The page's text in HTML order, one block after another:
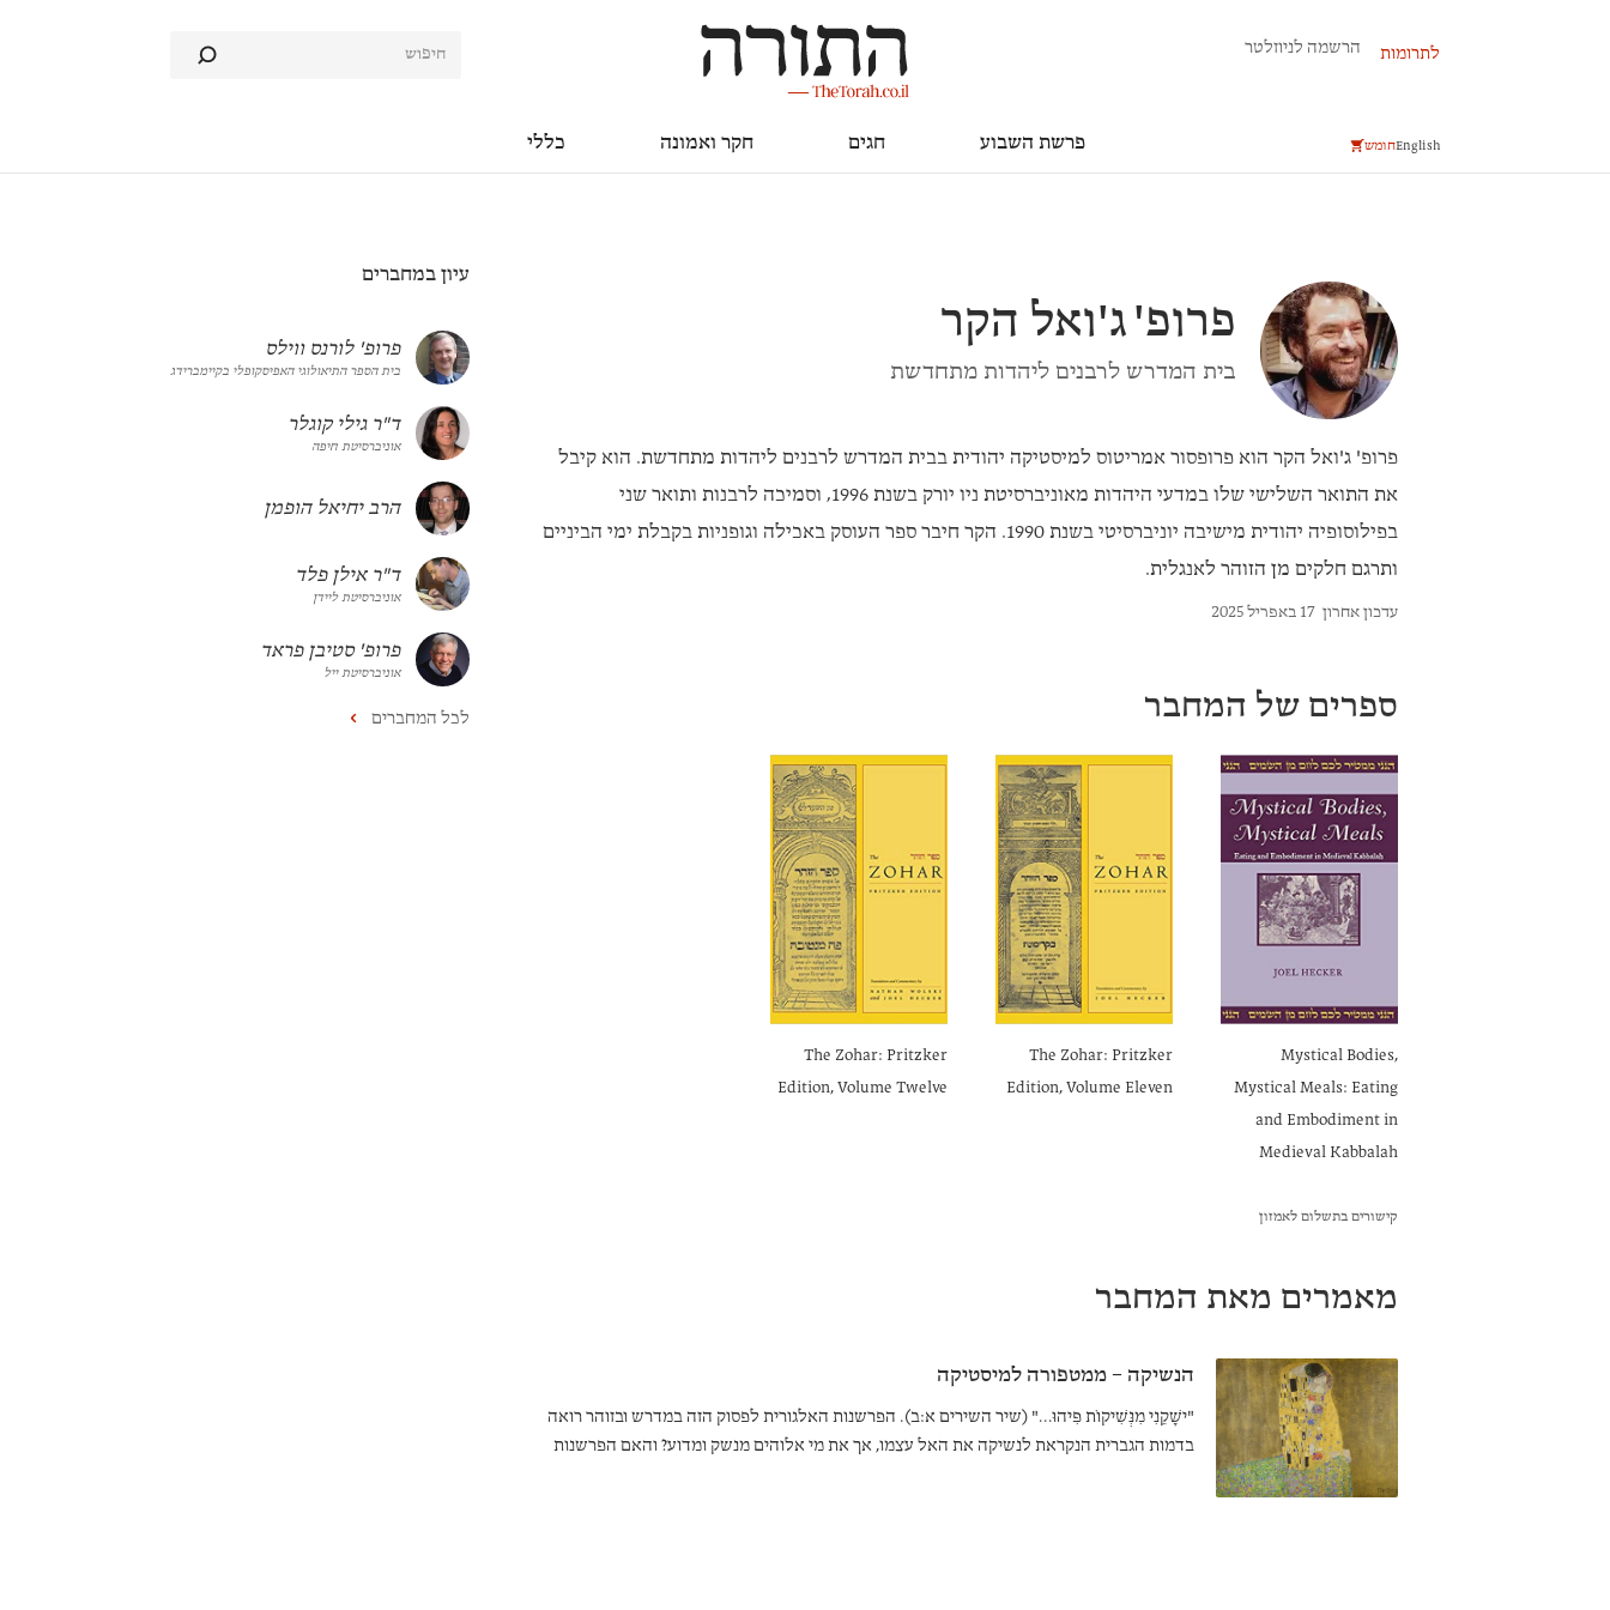
לתרומות הרשמה לניוזלטר
פרשת השבוע חגים חקר ואמונה כללי Englishחומש
חקר ואמונה כללי
פרופ'ג'ואל הקר
בית המדרש לרבנים ליהדות מתחדשת
פרופ' ג'ואל הקר הוא פרופסור אמריטוס למיסטיקה יהודית בבית המדרש לרבנים ליהדות מתחדשת. הוא קיבל
את התואר השלישי שלו במדעי היהדות מאוניברסיטת ניו יורק בשנת 1996, וסמיכה לרבנות ותואר שני
בפילוסופיה יהודית מישיבה יוניברסיטי בשנת 1990. הקר חיבר ספר העוסק באכילה וגופניות בקבלת ימי הביניים
ותרגם חלקים מן הזוהר לאנגלית.
עדכון אחרון 17 באפריל 2025
ספרים של המחבר
Mystical Bodies,
Mystical Meals: Eating
and Embodiment in
Medieval Kabbalah
The Zohar: Pritzker
Edition, Volume Eleven
The Zohar: Pritzker
Edition, Volume Twelve
קישורים בתשלום לאמזון
מאמרים מאת המחבר
הנשיקה – ממטפורה למיסטיקה
"ישָׁקֵנִי מִנְּשִׁיקוֹת פִּיהוּ..." (שיר השירים א:ב). הפרשנות האלגורית לפסוק הזה במדרש ובזוהר רואה
בדמות הגברית הנקראת לנשיקה את האל עצמו, אך את מי אלוהים מנשק ומדוע? והאם הפרשנות
עיון במחברים
פרופ' לורנס ווילס
בית הספר התיאולוגי האפיסקופלי בקיימברידג
ד"ר גילי קוגלר
אוניברסיטת חיפה
הרב יחיאל הופמן
ד"ר אילן פלד
אוניברסיטת ליידן
פרופ' סטיבן פראד
אוניברסיטת ייל
לכל המחברים